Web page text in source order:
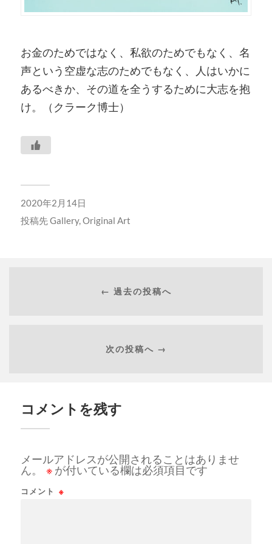
お金のためではなく、私欲のためでもなく、名
声という空虚な志のためでもなく、人はいかに
あるべきか、その道を全うするために大志を抱
け。（クラーク博士）
2020年2月14日
投稿先Gallery,Original Art
← 過去の投稿へ
次の投稿へ →
コメントを残す
メールアドレスが公開されることはありませ
ん。
※ が付いている欄は必須項目です
コメント ※